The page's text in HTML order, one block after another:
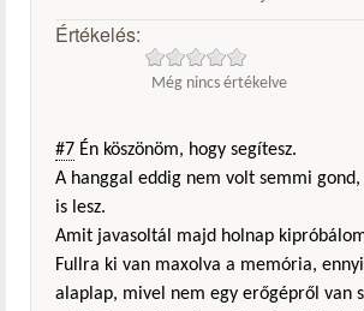
Értékelés:
Még nincs értékelve
#7 Én köszönöm, hogy segítesz.
A hanggal eddig nem volt semmi
is lesz.
Amit javasoltál majd holnap
Fullra ki van maxolva a memória,
alaplap, mivel nem egy erőgépről van